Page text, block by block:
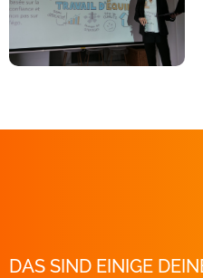
DAS SIND EINIGE